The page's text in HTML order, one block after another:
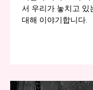
서 우리가 놓치고 있
대해 이야기합니다.